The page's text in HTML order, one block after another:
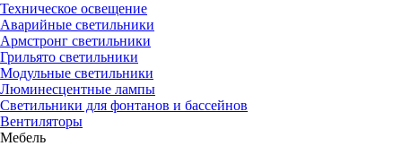
Техническое освещение
Аварийные светильники
Армстронг светильники
Грильято светильники
Модульные светильники
Люминесцентные лампы
Светильники для фонтанов и бассейнов
Вентиляторы
Мебель